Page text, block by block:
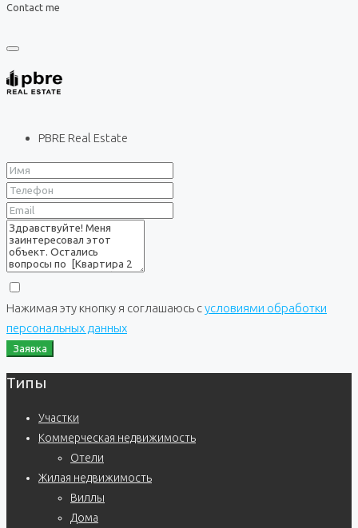
Contact me
PBRE Real Estate
Нажимая эту кнопку я соглашаюсь сусловиями обработки
персональных данных
Заявка
Типы
Участки
Коммерческая недвижимость
Отели
Жилая недвижимость
Виллы
Дома